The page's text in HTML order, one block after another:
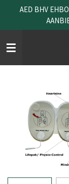
naar
de
hoofdinhoud
AED BHV